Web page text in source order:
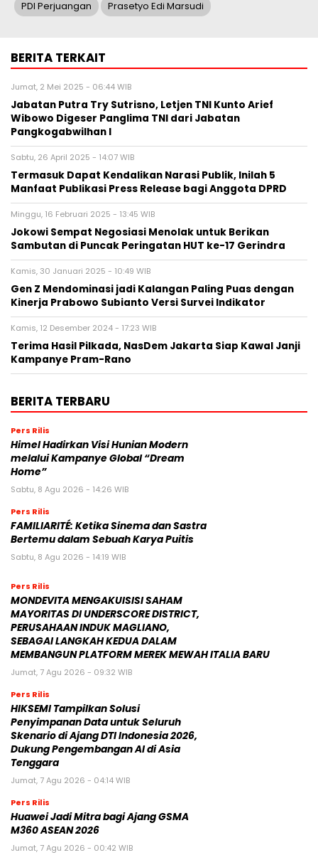
PDI Perjuangan Prasetyo Edi Marsudi
BERITA TERKAIT
Jumat, 2 Mei 2025 - 06:44 WIB
Jabatan Putra Try Sutrisno, Letjen TNI Kunto Arief
Wibowo Digeser Panglima TNI dari Jabatan
Pangkogabwilhan I
Sabtu, 26 April 2025 - 14:07 WIB
Termasuk Dapat Kendalikan Narasi Publik, Inilah 5
Manfaat Publikasi Press Release bagi Anggota DPRD
Minggu, 16 Februari 2025 - 13:45 WIB
Jokowi Sempat Negosiasi Menolak untuk Berikan
Sambutan di Puncak Peringatan HUT ke-17 Gerindra
Kamis, 30 Januari 2025 - 10:49 WIB
Gen Z Mendominasi jadi Kalangan Paling Puas dengan
Kinerja Prabowo Subianto Versi Survei Indikator
Kamis, 12 Desember 2024 - 17:23 WIB
Terima Hasil Pilkada, NasDem Jakarta Siap Kawal Janji
Kampanye Pram-Rano
BERITA TERBARU
Pers Rilis
Himel Hadirkan Visi Hunian Modern
melalui Kampanye Global “Dream
Home”
Sabtu, 8 Agu 2026 - 14:26 WIB
Pers Rilis
FAMILIARITÉ: Ketika Sinema dan Sastra
Bertemu dalam Sebuah Karya Puitis
Sabtu, 8 Agu 2026 - 14:19 WIB
Pers Rilis
MONDEVITA MENGAKUISISI SAHAM
MAYORITAS DI UNDERSCORE DISTRICT,
PERUSAHAAN INDUK MAGLIANO,
SEBAGAI LANGKAH KEDUA DALAM
MEMBANGUN PLATFORM MEREK MEWAH ITALIA BARU
Jumat, 7 Agu 2026 - 09:32 WIB
Pers Rilis
HIKSEMI Tampilkan Solusi
Penyimpanan Data untuk Seluruh
Skenario di Ajang DTI Indonesia 2026,
Dukung Pengembangan AI di Asia
Tenggara
Jumat, 7 Agu 2026 - 04:14 WIB
Pers Rilis
Huawei Jadi Mitra bagi Ajang GSMA
M360 ASEAN 2026
Jumat, 7 Agu 2026 - 00:42 WIB